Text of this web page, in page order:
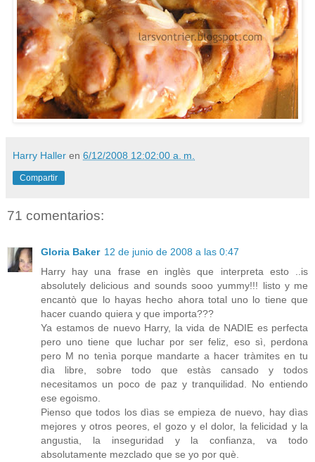
Harry Haller en 6/12/2008 12:02:00 a. m.
Compartir
71 comentarios:
Gloria Baker 12 de junio de 2008 a las 0:47
Harry hay una frase en inglès que interpreta esto ..is
absolutely delicious and sounds sooo yummy!!! listo y me
encantò que lo hayas hecho ahora total uno lo tiene que
hacer cuando quiera y que importa???
Ya estamos de nuevo Harry, la vida de NADIE es perfecta
pero uno tiene que luchar por ser feliz, eso sì, perdona
pero M no tenìa porque mandarte a hacer tràmites en tu
dìa libre, sobre todo que estàs cansado y todos
necesitamos un poco de paz y tranquilidad. No entiendo
ese egoismo.
Pienso que todos los dìas se empieza de nuevo, hay dìas
mejores y otros peores, el gozo y el dolor, la felicidad y la
angustia, la inseguridad y la confianza, va todo
absolutamente mezclado que se yo por què.